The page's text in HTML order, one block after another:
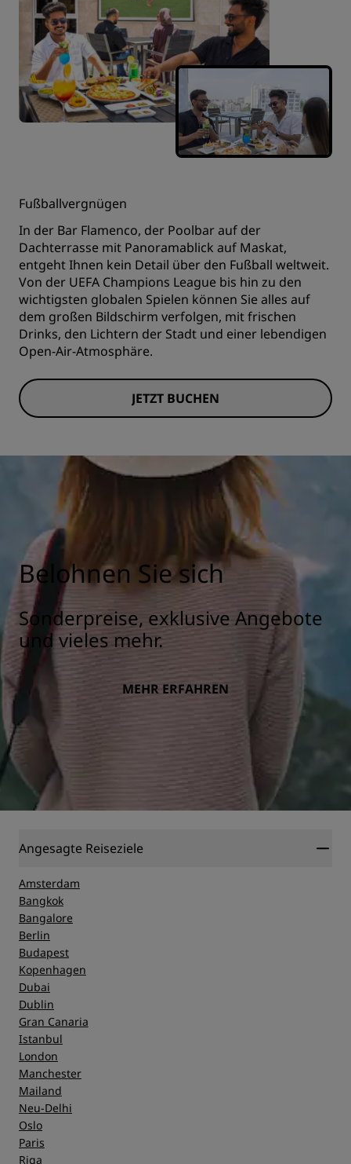
Fußballvergnügen
In der Bar Flamenco, der Poolbar auf der
Dachterrasse mit Panoramablick auf Maskat,
entgeht Ihnen kein Detail über den Fußball weltweit.
Von der UEFA Champions League bis hin zu den
wichtigsten globalen Spielen können Sie alles auf
dem großen Bildschirm verfolgen, mit frischen
Drinks, den Lichtern der Stadt und einer lebendigen
Open-Air-Atmosphäre.
JETZT BUCHEN
Belohnen Sie sich
Sonderpreise, exklusive Angebote
und vieles mehr.
MEHR ERFAHREN
Angesagte Reiseziele
Amsterdam
Bangkok
Bangalore
Berlin
Budapest
Kopenhagen
Dubai
Dublin
Gran Canaria
Istanbul
London
Manchester
Mailand
Neu-Delhi
Oslo
Paris
Riga